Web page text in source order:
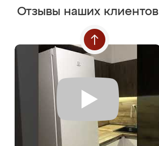
Отзывы наших клиентов